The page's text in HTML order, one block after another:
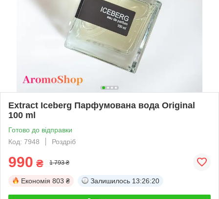
Extract Iceberg Парфумована вода Original
100 ml
Готово до відправки
Код: 7948
Роздріб
990 ₴ 1 793 ₴
Економія 803 ₴ Залишилось 13:26:20